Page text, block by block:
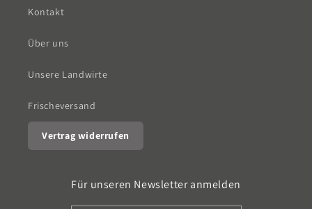
Kontakt
Über uns
Unsere Landwirte
Frischeversand
Vertrag widerrufen
Für unseren Newsletter anmelden